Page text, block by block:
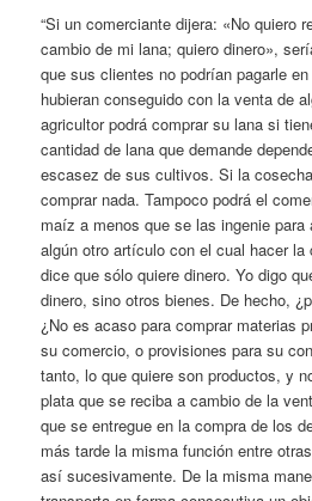
“Si un comerciante dijera: «No quiero
cambio de mi lana; quiero dinero»,
que sus clientes no podrían pagarle
hubieran conseguido con la venta de
agricultor podrá comprar su lana si
cantidad de lana que demande
escasez de sus cultivos. Si la
comprar nada. Tampoco podrá el
maíz a menos que se las ingenie para
algún otro artículo con el cual hacer
dice que sólo quiere dinero. Yo digo
dinero, sino otros bienes. De hecho,
¿No es acaso para comprar materias
su comercio, o provisiones para su
tanto, lo que quiere son productos, y
plata que se reciba a cambio de la
que se entregue en la compra de los
más tarde la misma función entre
así sucesivamente. De la misma